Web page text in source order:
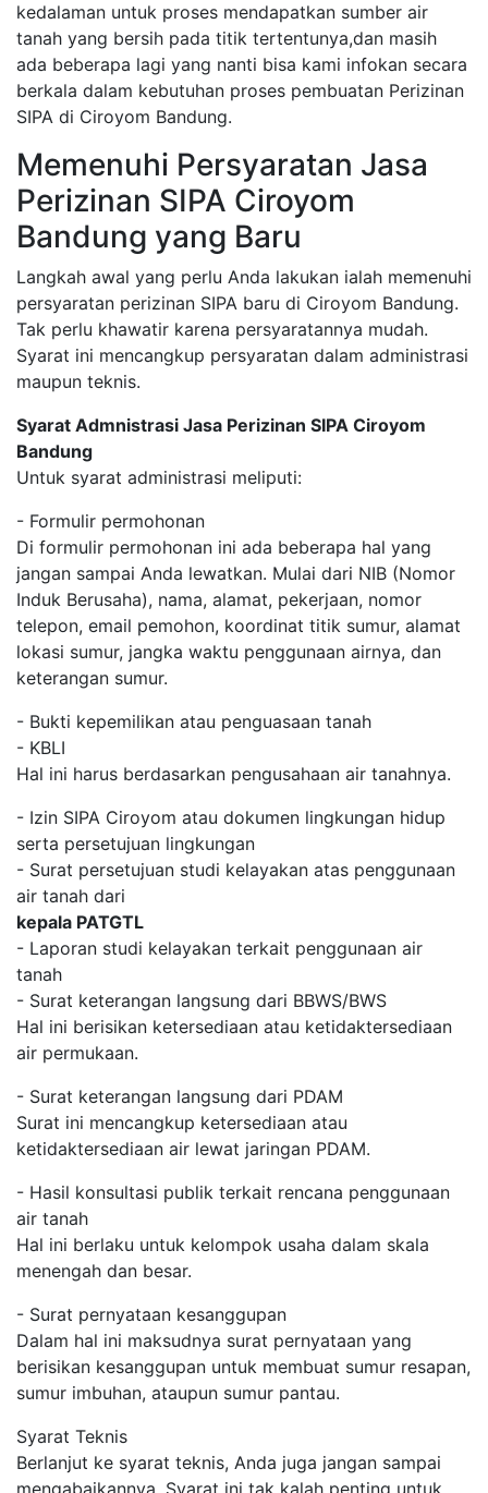
kedalaman untuk proses mendapatkan sumber air
tanah yang bersih pada titik tertentunya,dan masih
ada beberapa lagi yang nanti bisa kami infokan secara
berkala dalam kebutuhan proses pembuatan Perizinan
SIPA di Ciroyom Bandung.
Memenuhi Persyaratan Jasa
Perizinan SIPA Ciroyom
Bandung yang Baru
Langkah awal yang perlu Anda lakukan ialah memenuhi
persyaratan perizinan SIPA baru di Ciroyom Bandung.
Tak perlu khawatir karena persyaratannya mudah.
Syarat ini mencangkup persyaratan dalam administrasi
maupun teknis.
Syarat Admnistrasi Jasa Perizinan SIPA Ciroyom
Bandung
Untuk syarat administrasi meliputi:
- Formulir permohonan
Di formulir permohonan ini ada beberapa hal yang
jangan sampai Anda lewatkan. Mulai dari NIB (Nomor
Induk Berusaha), nama, alamat, pekerjaan, nomor
telepon, email pemohon, koordinat titik sumur, alamat
lokasi sumur, jangka waktu penggunaan airnya, dan
keterangan sumur.
- Bukti kepemilikan atau penguasaan tanah
- KBLI
Hal ini harus berdasarkan pengusahaan air tanahnya.
- Izin SIPA Ciroyom atau dokumen lingkungan hidup
serta persetujuan lingkungan
- Surat persetujuan studi kelayakan atas penggunaan
air tanah dari
kepala PATGTL
- Laporan studi kelayakan terkait penggunaan air
tanah
- Surat keterangan langsung dari BBWS/BWS
Hal ini berisikan ketersediaan atau ketidaktersediaan
air permukaan.
- Surat keterangan langsung dari PDAM
Surat ini mencangkup ketersediaan atau
ketidaktersediaan air lewat jaringan PDAM.
- Hasil konsultasi publik terkait rencana penggunaan
air tanah
Hal ini berlaku untuk kelompok usaha dalam skala
menengah dan besar.
- Surat pernyataan kesanggupan
Dalam hal ini maksudnya surat pernyataan yang
berisikan kesanggupan untuk membuat sumur resapan,
sumur imbuhan, ataupun sumur pantau.
Syarat Teknis
Berlanjut ke syarat teknis, Anda juga jangan sampai
mengabaikannya. Syarat ini tak kalah penting untuk